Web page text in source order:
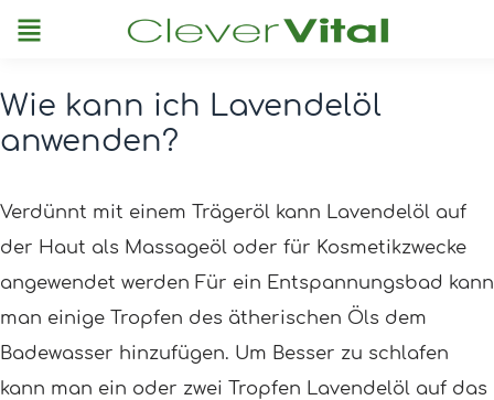
Menu
Wie kann ich Lavendelöl
anwenden?
Verdünnt mit einem Trägeröl kann Lavendelöl auf
der Haut als Massageöl oder für Kosmetikzwecke
angewendet werden Für ein Entspannungsbad kann
man einige Tropfen des ätherischen Öls dem
Badewasser hinzufügen. Um Besser zu schlafen
kann man ein oder zwei Tropfen Lavendelöl auf das
Post
navigation